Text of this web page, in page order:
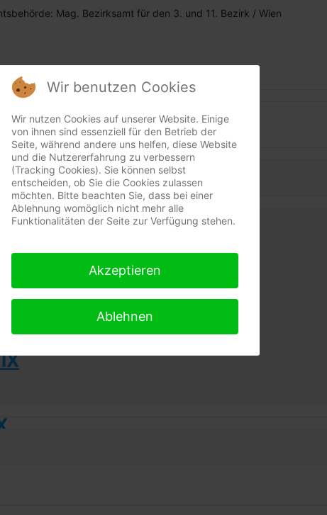
Mag. Bezirksamt für den 3. und 11. Bezirk / Wien
Datenschutz
Wir benutzen Cookies
Wir nutzen Cookies auf unserer Website. Einige
von ihnen sind essenziell für den Betrieb der
Seite, während andere uns helfen, diese Website
und die Nutzererfahrung zu verbessern
(Tracking Cookies). Sie können selbst
entscheiden, ob Sie die Cookies zulassen
möchten. Bitte beachten Sie, dass bei einer
Ablehnung womöglich nicht mehr alle
Funktionalitäten der Seite zur Verfügung stehen.
Akzeptieren
Ablehnen